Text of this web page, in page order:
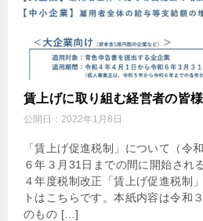
賃上げに取り組む経営者の皆
公開日： 2022年1月8日
「賃上げ促進税制」について（令
６年３月31日までの間に開始され
４年度税制改正「賃上げ促進税制
トはこちらです。本紙内容は令和
のもの […]